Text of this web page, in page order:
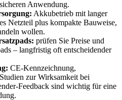
Anwendung.
Akkubetrieb mit langer
​Netzteil plus kompakte Bauweise,
wollen.
prüfen Sie Preise‍ und
– langfristig oft entscheidender
⁤CE‑Kennzeichnung,
zur Wirksamkeit ⁢bei
⁤sind⁤ wichtig für eine